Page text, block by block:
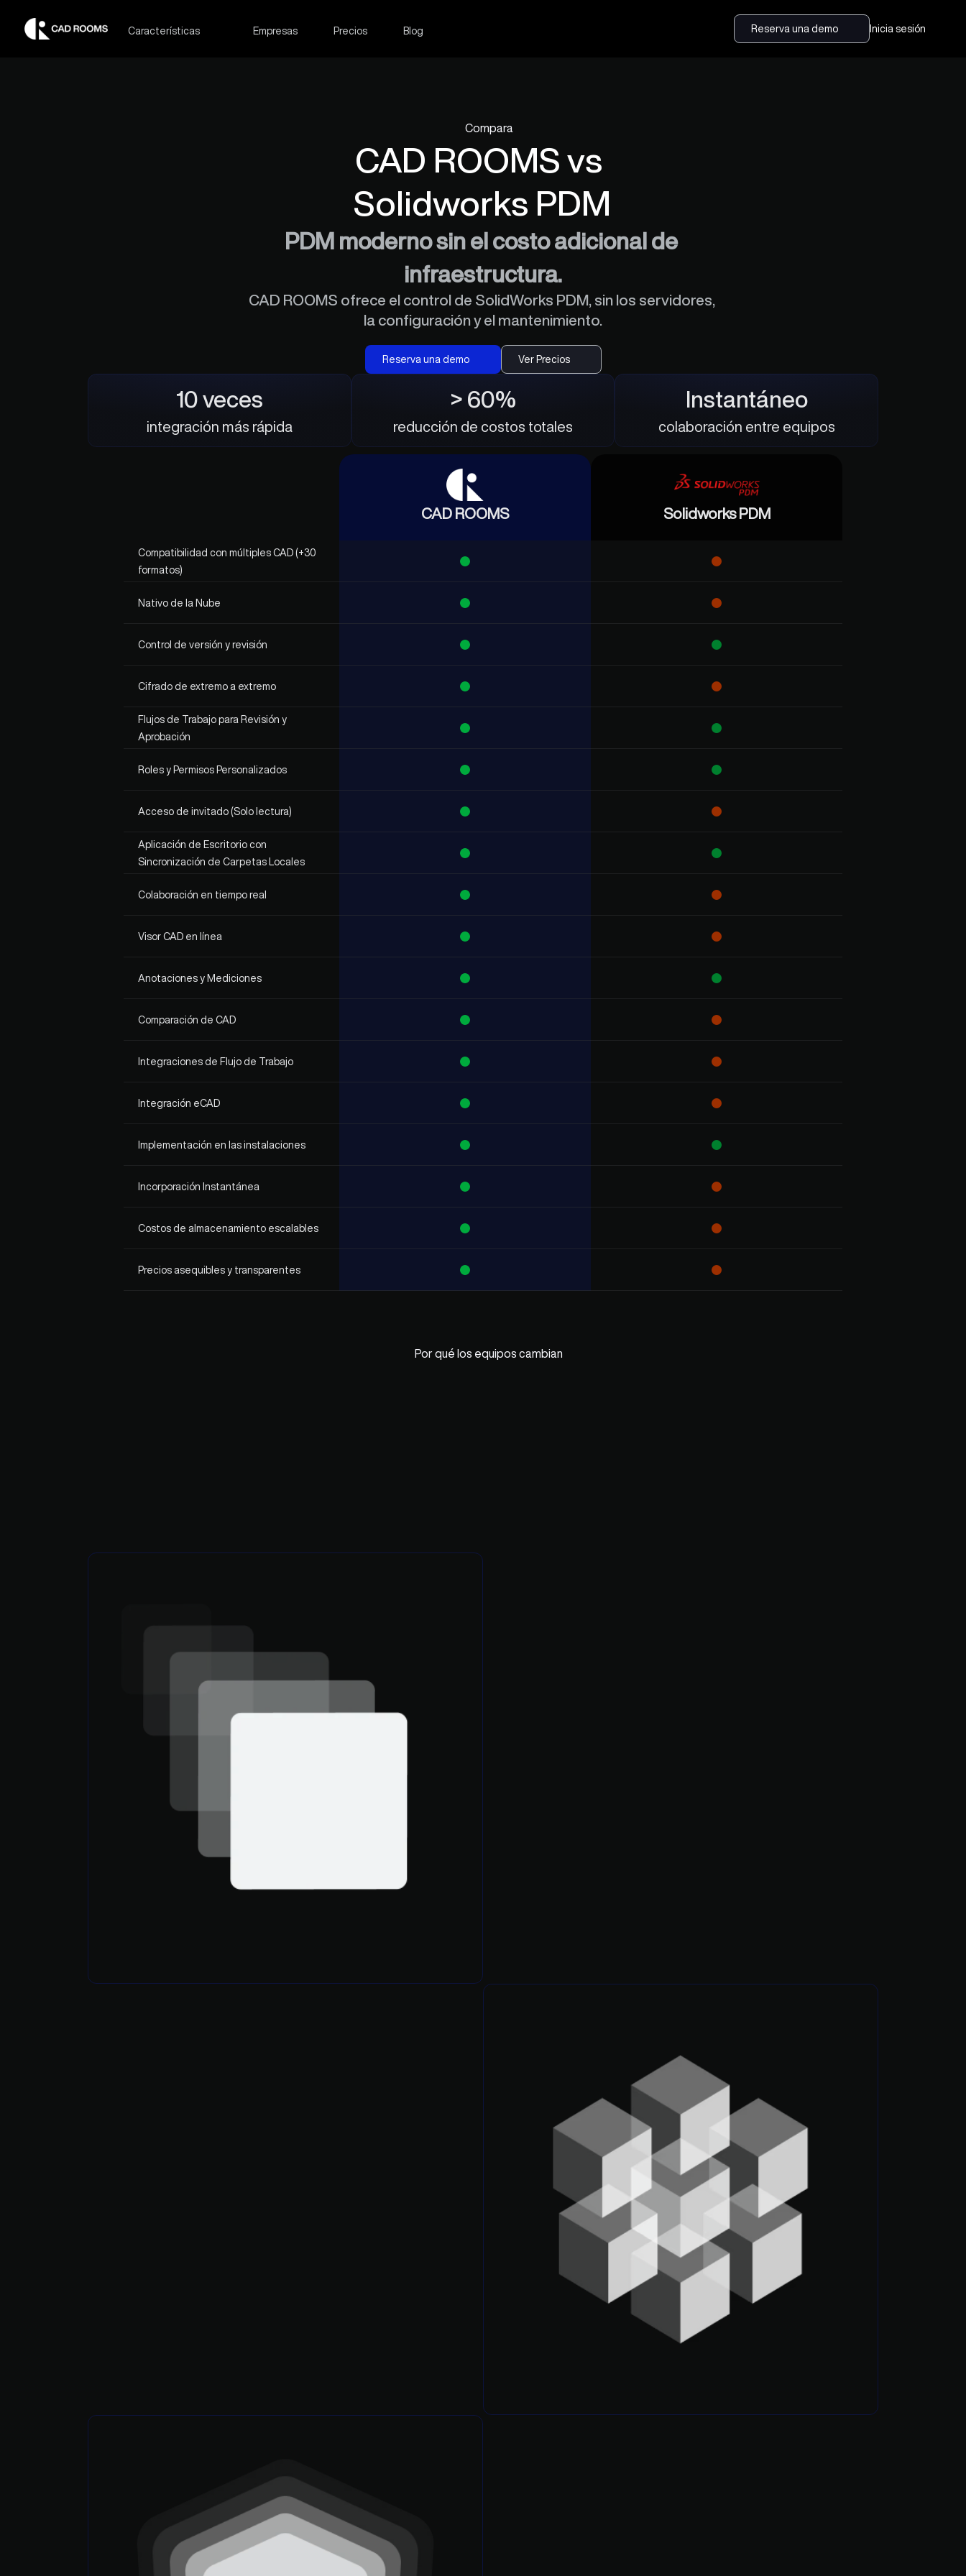
Compara
CAD ROOMS vs
Solidworks PDM
PDM moderno sin el costo adicional de
infraestructura.
CAD ROOMS ofrece el control de SolidWorks PDM, sin los servidores,
la configuración y el mantenimiento.
Reserva una demo Ver Precios
10 veces
integración más rápida
> 60%
reducción de costos totales
Instantáneo
colaboración entre equipos
CAD ROOMS Solidworks PDM
Compatibilidad con múltiples CAD (+30
Nativo de la Nube
Control de versión y revisión
Cifrado de extremo a extremo
Flujos de Trabajo para Revisión y
Aprobación
Roles y Permisos Personalizados
Acceso de invitado (Solo lectura)
Aplicación de Escritorio con
Sincronización de Carpetas Locales
Colaboración en tiempo real
Visor CAD en línea
Anotaciones y Mediciones
Comparación de CAD
Integraciones de Flujo de Trabajo
Integración eCAD
Implementación en las instalaciones
Incorporación Instantánea
Costos de almacenamiento escalables
Precios asequibles y transparentes
Por qué los equipos cambian
Empresas Blog
Precios
Características Reserva una demo Inicia sesión